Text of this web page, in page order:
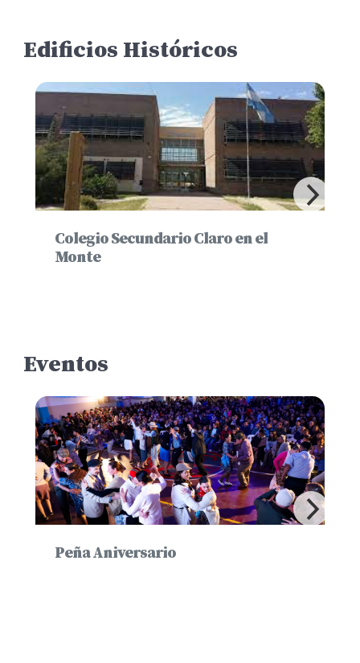
Edificios Históricos
Colegio Secundario Claro en el
Monte
Eventos
Peña Aniversario